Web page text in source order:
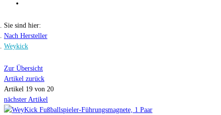
Sie sind hier:
Nach Hersteller
Weykick
Zur Übersicht
Artikel zurück
Artikel 19 von 20
nächster Artikel